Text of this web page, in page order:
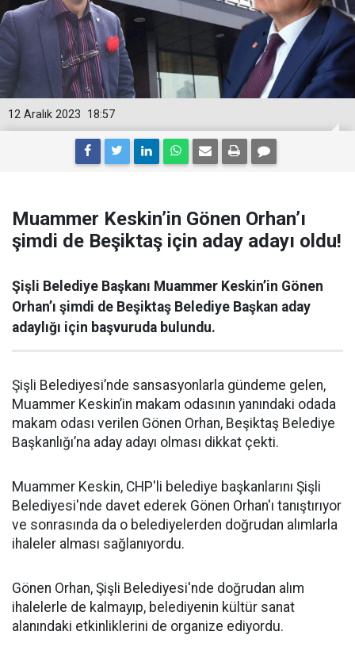
18:57
12 Aralık 2023
Muammer Keskin’in Gönen Orhan’ı
şimdi de Beşiktaş için aday adayı oldu!
Şişli Belediye Başkanı Muammer Keskin’in Gönen
Orhan’ı şimdi de Beşiktaş Belediye Başkan aday
adaylığı için başvuruda bulundu.
Şişli Belediyesi’nde sansasyonlarla gündeme gelen,
Muammer Keskin’in makam odasının yanındaki odada
makam odası verilen Gönen Orhan, Beşiktaş Belediye
Başkanlığı’na aday adayı olması dikkat çekti.
Muammer Keskin, CHP'li belediye başkanlarını Şişli
Belediyesi'nde davet ederek Gönen Orhan'ı tanıştırıyor
ve sonrasında da o belediyelerden doğrudan alımlarla
ihaleler alması sağlanıyordu.
Gönen Orhan, Şişli Belediyesi'nde doğrudan alım
ihalelerle de kalmayıp, belediyenin kültür sanat
alanındaki etkinliklerini de organize ediyordu.